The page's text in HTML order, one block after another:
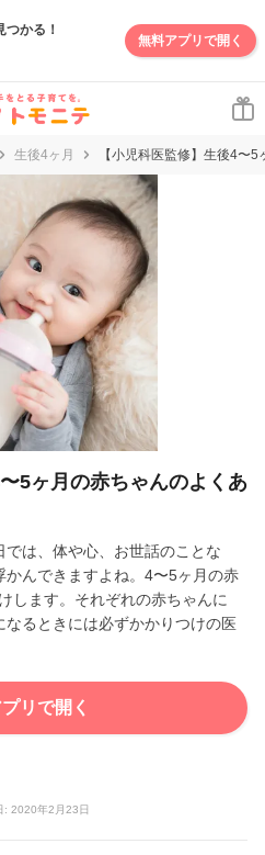
かる！
無料アプリで開く
生後4ヶ月 【小児科医監修】生後4〜
5ヶ月の赤ちゃんのよくあ
は、体や心、お世話のことな
かんできますよね。4〜5ヶ月の赤
します。それぞれの赤ちゃんに
るときには必ずかかりつけの医
リで開く
: 2020年2月23日